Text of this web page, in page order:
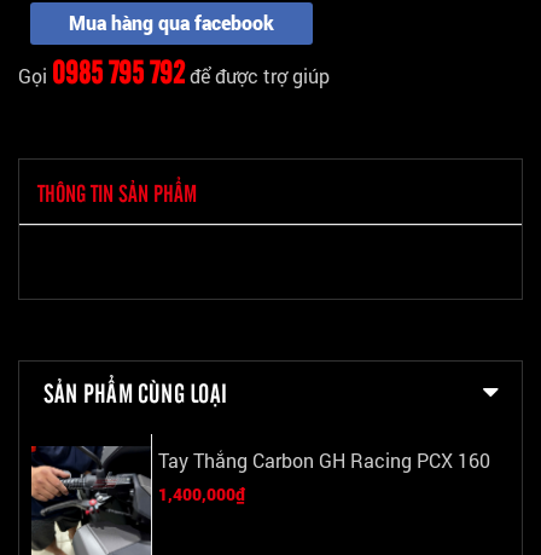
Mua hàng qua facebook
Gọi 0985 795 792để được trợ giúp
THÔNG TIN SẢN PHẨM
SẢN PHẨM CÙNG LOẠI
Tay Thắng Carbon GH Racing PCX 160
1,400,000₫